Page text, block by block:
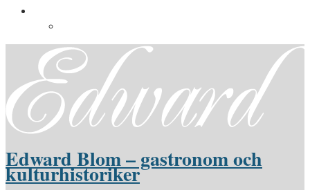
Edward Blom – gastronom och
kulturhistoriker